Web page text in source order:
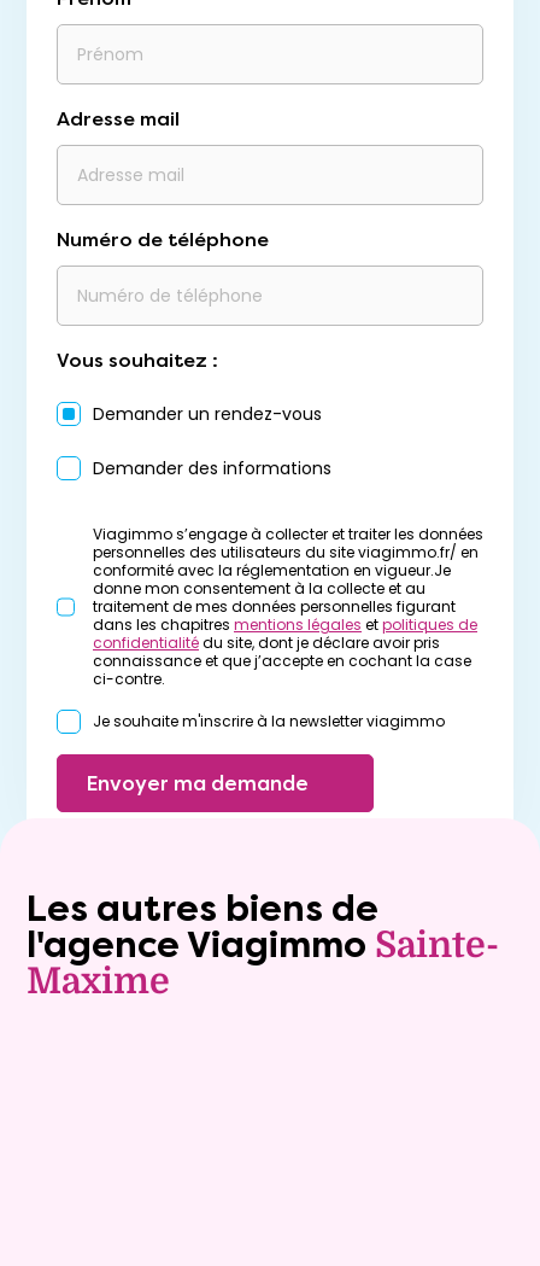
Adresse mail
Numéro de téléphone
Vous souhaitez :
Demander un rendez-vous
Demander des informations
Viagimmo s’engage à collecter et traiter les données
personnelles des utilisateurs du site viagimmo.fr/ en
conformité avec la réglementation en vigueur.Je
donne mon consentement à la collecte et au
traitement de mes données personnelles figurant
dans les chapitres mentions légales etpolitiques de
confidentialitédu site, dont je déclare avoir pris
connaissance et que j’accepte en cochant la case
ci-contre.
Je souhaite m'inscrire à la newsletter viagimmo
Envoyer ma demande
Les autres biens de
l'agence Viagimmo Sainte-
Maxime